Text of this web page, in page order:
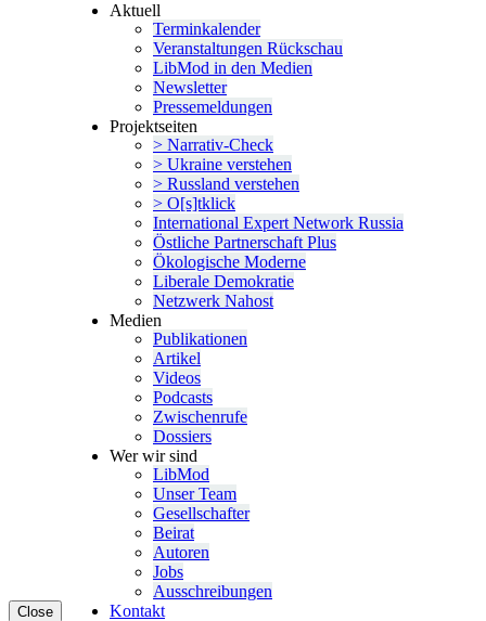
Close
Aktuell
Termin­ka­lender
Veran­stal­tungen Rückschau
LibMod in den Medien
Newsletter
Presse­mel­dungen
Projekt­seiten
> Narrativ-Check
> Ukraine verstehen
> Russland verstehen
> O[s]tklick
Inter­na­tional Expert Network Russia
Östliche Partner­schaft Plus
Ökolo­gische Moderne
Liberale Demokratie
Netzwerk Nahost
Medien
Publi­ka­tionen
Artikel
Videos
Podcasts
Zwischenrufe
Dossiers
Wer wir sind
LibMod
Unser Team
Gesell­schafter
Beirat
Autoren
Jobs
Ausschrei­bungen
Kontakt